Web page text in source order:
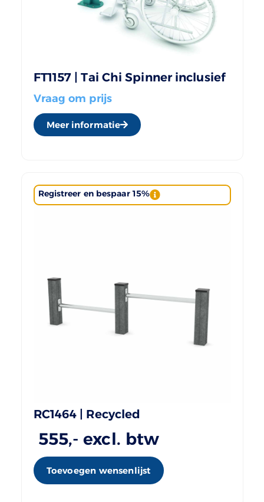
FT1157 | Tai Chi Spinner inclusief
Vraag om prijs
Meer informatie
Registreer en bespaar 15%
RC1464 | Recycled
555,- excl. btw
Toevoegen wensenlijst